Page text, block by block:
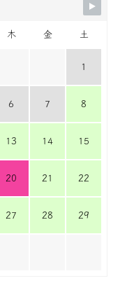
木 金 土
1
6 7 8
13 14 15
20 21 22
27 28 29